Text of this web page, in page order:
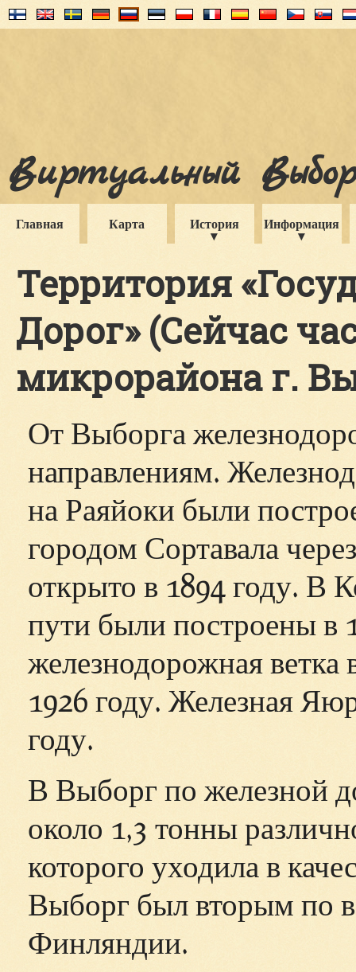
Виртуальный
Главная Карта История Информация
Территория
Дорог» (Сейчас
микрорайона г.
От Выборга
направлениям.
на Раяйоки были
городом Сортавала
открыто в 1894 году. В
пути были построены в
железнодорожная ветка
1926 году. Железная
году.
В Выборг по железной
около 1,3 тонны
которого уходила в
Выборг был вторым по
Финляндии.